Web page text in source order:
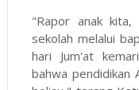
"Rapor anak
sekolah melalui
hari Jum'at
bahwa pendidikan